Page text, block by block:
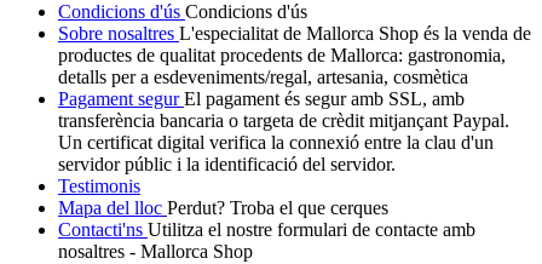
Condicions d'ús Condicions d'ús
Sobre nosaltres L'especialitat de Mallorca Shop és la venda de
productes de qualitat procedents de Mallorca: gastronomia,
detalls per a esdeveniments/regal, artesania, cosmètica
Pagament segurEl pagament és segur amb SSL, amb
transferència bancaria o targeta de crèdit mitjançant Paypal.
Un certificat digital verifica la connexió entre la clau d'un
servidor públic i la identificació del servidor.
Testimonis
Mapa del lloc Perdut? Troba el que cerques
Contacti'ns Utilitza el nostre formulari de contacte amb
nosaltres - Mallorca Shop